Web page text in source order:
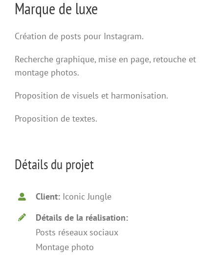
Marque de luxe
Création de posts pour Instagram.
Recherche graphique, mise en page, retouche et
montage photos.
Proposition de visuels et harmonisation.
Proposition de textes.
Détails du projet
Client: Iconic Jungle
Détails de la réalisation:
Posts réseaux sociaux
Montage photo